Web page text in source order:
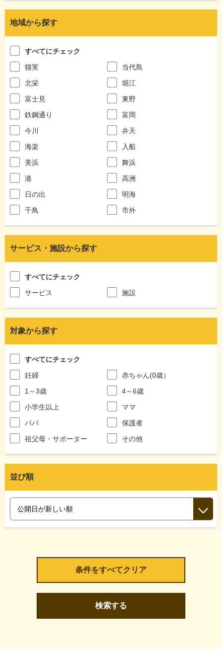
地域から探す
すべてにチェック
猫実
当代島
北栄
堀江
富士見
東野
鉄鋼通り
富岡
今川
弁天
海楽
入船
美浜
舞浜
港
高洲
日の出
明海
千鳥
市外
サービス・施設から探す
すべてにチェック
サービス
施設
対象から探す
すべてにチェック
妊婦
赤ちゃん(0歳）
1～3歳
4～6歳
小学生以上
ママ
パパ
保護者
祖父母・サポーター
その他
並び順
検索する